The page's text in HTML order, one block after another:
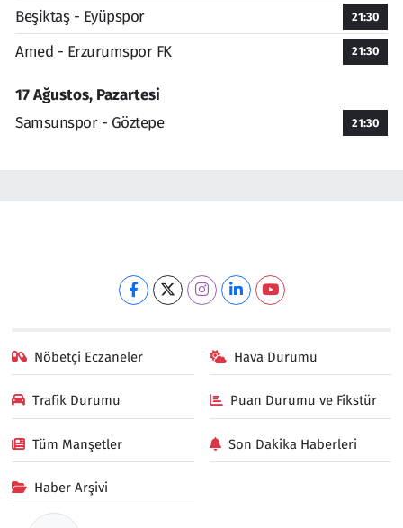
Beşiktaş - Eyüpspor 21:30
Amed - Erzurumspor FK 21:30
17 Ağustos, Pazartesi
Samsunspor - Göztepe
21:30
Nöbetçi Eczaneler Hava Durumu
Trafik Durumu Puan Durumu ve Fikstür
Tüm Manşetler Son Dakika Haberleri
Haber Arşivi